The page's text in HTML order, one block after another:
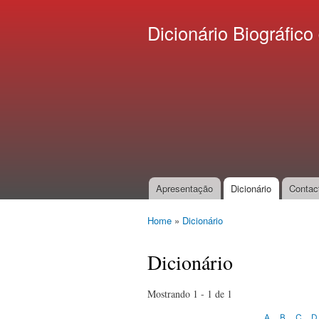
Dicionário
Main menu
Apresentação Dicionário
Home » Dicionário
Dicionário
Mostrando 1 - 1 de 1